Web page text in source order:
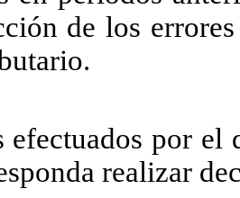
de los
efectuados por el
realizar